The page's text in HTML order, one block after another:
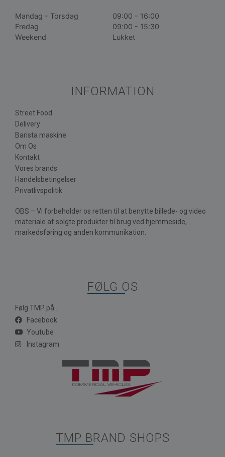
Mandag - Torsdag
09:00 - 16:00
Fredag
09:00 - 15:30
Weekend
Lukket
INFORMATION
Street Food
Delivery
Barista maskine
Om Os
Kontakt
Vores brands
Handelsbetingelser
Privatlivspolitik
OBS – Vi forbeholder os retten til at benytte billede- og video
materiale af solgte produkter til brug ved hjemmeside,
markedsføring og anden kommunikation.
FØLG OS
Følg TMP på...
Facebook
Youtube
Instagram
TMP BRAND SHOPS